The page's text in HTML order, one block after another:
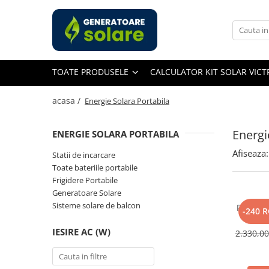
Toate Produsele
Cauta dupa capacitate
Intre 1000-2000W
Peste 3000W
Cauta dupa marca
TOATE PRODUSELE CALCULATOR KIT SOLAR
acasa / Energie Solara Portabila
ENERGIE SOLARA PORTABILA
Statii de incarcare
Toate bateriile portabile
Frigidere Portabile
Generatoare Solare
Sisteme solare de balcon
IESIRE AC (W)
Afiseaza:
-240
Panou